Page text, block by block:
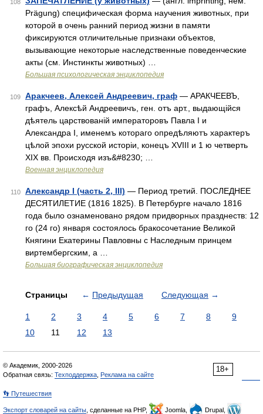
108
Prägung) специфическая форма научения животных, при
которой в очень ранний период жизни в памяти
фиксируются отличительные признаки объектов,
вызывающие некоторые наследственные поведенческие
акты (см. Инстинкты животных) …
Большая психологическая энциклопедия
109 Аракчеев, Алексей Андреевич, граф — АРАКЧЕЕВЪ,
графъ, Алексѣй Андреевичъ, ген. отъ арт., выдающійся
дѣятель царствованій императоровъ Павла I и
Александра I, именемъ котораго опредѣляютъ характеръ
цѣлой эпохи русской исторіи, конецъ XVIII и 1 ю четверть
XIX вв. Происходя изъ&#8230; …
Военная энциклопедия
110 Александр I (часть 2, III) — Период третий. ПОСЛЕДНЕЕ
ДЕСЯТИЛЕТИЕ (1816 1825). В Петербурге начало 1816
года было ознаменовано рядом придворных празднеств: 12
го (24 го) января состоялось бракосочетание Великой
Княгини Екатерины Павловны с Наследным принцем
виртембергским, а …
Большая биографическая энциклопедия
Страницы ← Предыдущая Следующая →
1 2 3 4 5 6 7 8
9
10
11 12 13
18+
© Академик, 2000-2026
Обратная связь: Техподдержка Реклама на сайте
👣 Путешествия
Экспорт словарей на сайты , сделанные на PHP, Joomla,
Drupal,